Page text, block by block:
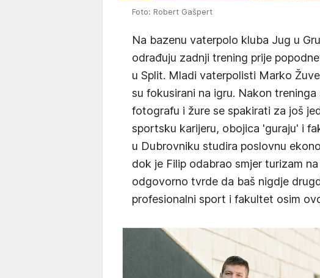
Foto: Robert Gašpert
Na bazenu vaterpolo kluba Jug u
odrađuju zadnji trening prije
u Split. Mladi vaterpolisti Marko
su fokusirani na igru. Nakon
fotografu i žure se spakirati za još
sportsku karijeru, obojica 'guraju' i
u Dubrovniku studira poslovnu
dok je Filip odabrao smjer turizam
odgovorno tvrde da baš nigdje
profesionalni sport i fakultet osim